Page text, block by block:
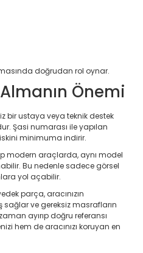
doğrudan rol oynar.
Önemi
bir ustaya veya teknik destek
Şasi numarası ile yapılan
minimuma indirir.
modern araçlarda, aynı model
Bu nedenle sadece görsel
yol açabilir.
parça, aracınızın
sağlar ve gereksiz masrafların
ayırıp doğru referansı
hem de aracınızı koruyan en